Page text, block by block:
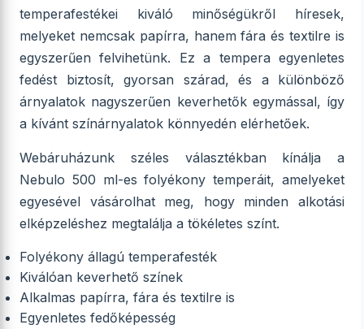
temperafestékei kiváló minőségükről híresek,
melyeket nemcsak papírra, hanem fára és textilre is
egyszerűen felvihetünk. Ez a tempera egyenletes
fedést biztosít, gyorsan szárad, és a különböző
árnyalatok nagyszerűen keverhetők egymással, így
a kívánt színárnyalatok könnyedén elérhetőek.
Webáruházunk széles választékban kínálja a
Nebulo 500 ml-es folyékony temperáit, amelyeket
egyesével vásárolhat meg, hogy minden alkotási
elképzeléshez megtalálja a tökéletes színt.
Folyékony állagú temperafesték
Kiválóan keverhető színek
Alkalmas papírra, fára és textilre is
Egyenletes fedőképesség